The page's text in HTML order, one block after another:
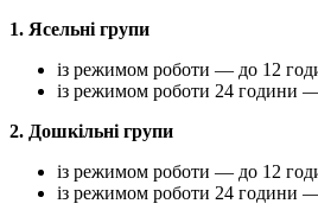
1. Ясельні групи
із режимом роботи — до 12
із режимом роботи 24 години
2. Дошкільні групи
із режимом роботи — до 12
із режимом роботи 24 години